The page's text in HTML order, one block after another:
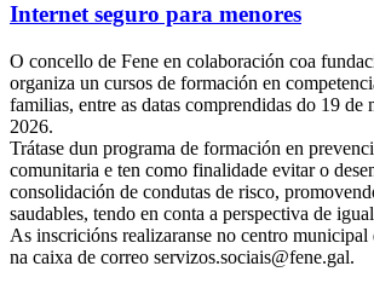
Internet seguro para menores
O concello de Fene en colaboración coa
organiza un cursos de formación en
familias, entre as datas comprendidas do 19 de
2026.
Trátase dun programa de formación en
comunitaria e ten como finalidade evitar o
consolidación de condutas de risco,
saudables, tendo en conta a perspectiva de
As inscricións realizaranse no centro municipal
na caixa de correo servizos.sociais@fene.gal.